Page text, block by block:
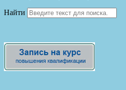
Найти